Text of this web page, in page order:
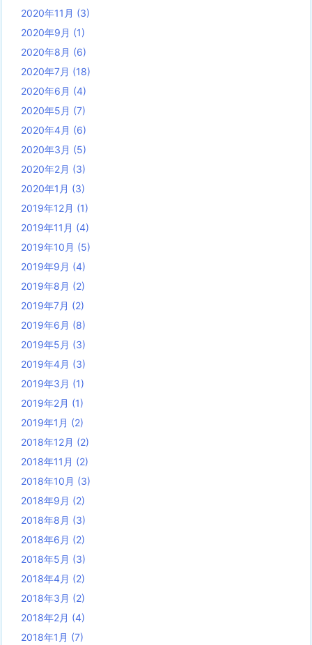
2020年11月 (3)
2020年9月 (1)
2020年8月 (6)
2020年7月 (18)
2020年6月 (4)
2020年5月 (7)
2020年4月 (6)
2020年3月 (5)
2020年2月 (3)
2020年1月 (3)
2019年12月 (1)
2019年11月 (4)
2019年10月 (5)
2019年9月 (4)
2019年8月 (2)
2019年7月 (2)
2019年6月 (8)
2019年5月 (3)
2019年4月 (3)
2019年3月 (1)
2019年2月 (1)
2019年1月 (2)
2018年12月 (2)
2018年11月 (2)
2018年10月 (3)
2018年9月 (2)
2018年8月 (3)
2018年6月 (2)
2018年5月 (3)
2018年4月 (2)
2018年3月 (2)
2018年2月 (4)
2018年1月 (7)